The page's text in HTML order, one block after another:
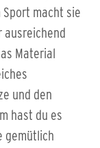
macht sie
ausreichend
Material
und den
hast du es
gemütlich